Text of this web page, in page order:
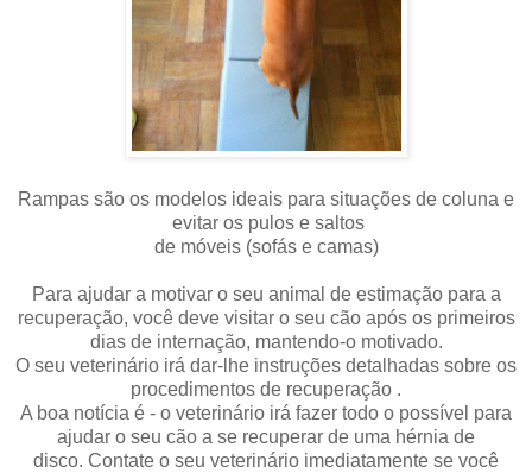
Rampas são os modelos ideais para situações de coluna e
evitar os pulos e saltos
de móveis (sofás e camas)
Para ajudar a motivar o seu animal de estimação para a
recuperação, você deve visitar o seu cão após os primeiros
dias de internação, mantendo-o motivado.
O seu veterinário irá dar-lhe instruções detalhadas sobre os
procedimentos de recuperação .
A boa notícia é - o veterinário irá fazer todo o possível para
ajudar o seu cão a se recuperar de uma hérnia de
disco. Contate o seu veterinário imediatamente se você